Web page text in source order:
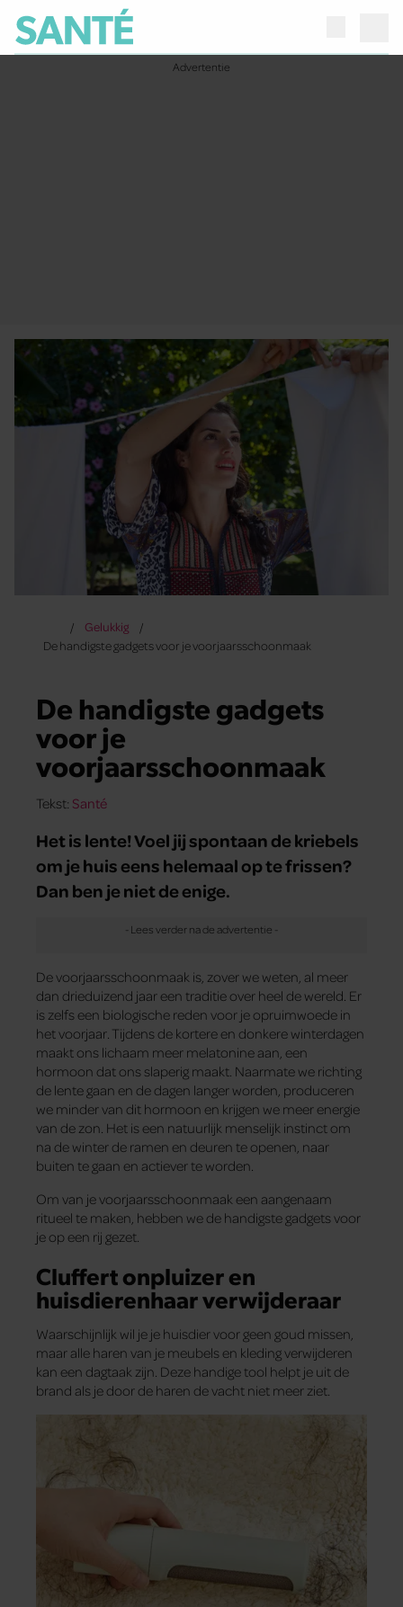
Gelukkig
De handigste gadgets voor je voorjaarsschoonmaak
De handigste gadgets
voor je
voorjaarsschoonmaak
Tekst: Santé
Het is lente! Voel jij spontaan de kriebels
om je huis eens helemaal op te frissen?
Dan ben je niet de enige.
De voorjaarsschoonmaak is, zover we weten, al meer
dan drieduizend jaar een traditie over heel de wereld. Er
is zelfs een biologische reden voor je opruimwoede in
het voorjaar. Tijdens de kortere en donkere winterdagen
maakt ons lichaam meer melatonine aan, een
hormoon dat ons slaperig maakt. Naarmate we richting
de lente gaan en de dagen langer worden, produceren
we minder van dit hormoon en krijgen we meer energie
van de zon. Het is een natuurlijk menselijk instinct om
na de winter de ramen en deuren te openen, naar
buiten te gaan en actiever te worden.
Om van je voorjaarsschoonmaak een aangenaam
ritueel te maken, hebben we de handigste gadgets voor
je op een rij gezet.
Cluffert onpluizer en
huisdierenhaar verwijderaar
Waarschijnlijk wil je je huisdier voor geen goud missen,
maar alle haren van je meubels en kleding verwijderen
kan een dagtaak zijn. Deze handige tool helpt je uit de
brand als je door de haren de vacht niet meer ziet.